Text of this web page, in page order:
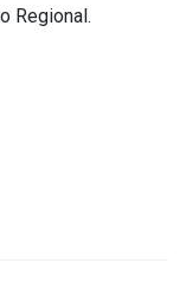
Regional.